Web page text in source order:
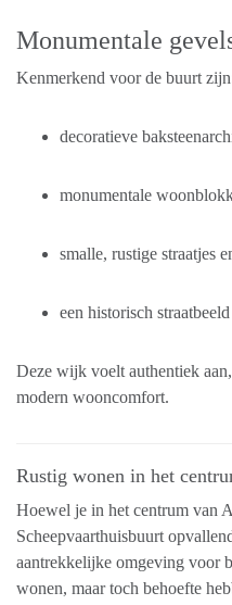
Monumentale
Kenmerkend voor de buurt
decoratieve
monumentale
smalle, rustige straatjes
een historisch
Deze wijk voelt authentiek
modern wooncomfort.
Rustig wonen in het
Hoewel je in het centrum van
Scheepvaarthuisbuurt
aantrekkelijke omgeving voor
wonen, maar toch behoefte